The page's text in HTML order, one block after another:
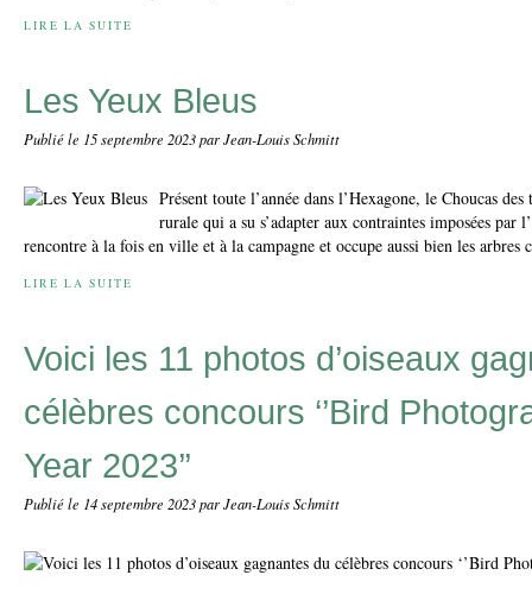
LIRE LA SUITE
Les Yeux Bleus
Publié le 15 septembre 2023par Jean-Louis Schmitt
Présent toute l’année dans l’Hexagone, le Choucas
rurale qui a su s’adapter aux contraintes imposées par
rencontre à la fois en ville et à la campagne et occupe aussi bien les arbres
LIRE LA SUITE
Voici les 11 photos d’oiseaux
célèbres concours ‘’Bird
Year 2023’’
Publié le 14 septembre 2023par Jean-Louis Schmitt